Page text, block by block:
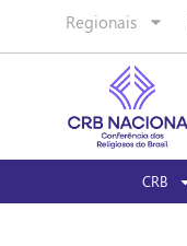
Regionais
CRB